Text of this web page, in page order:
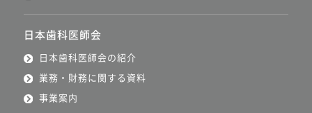
日本歯科医師会
日本歯科医師会の紹介
業務・財務に関する資料
事業案内